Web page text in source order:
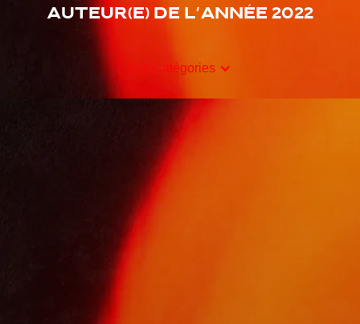
Auteur(e) de l'année 2022
Les Catégories